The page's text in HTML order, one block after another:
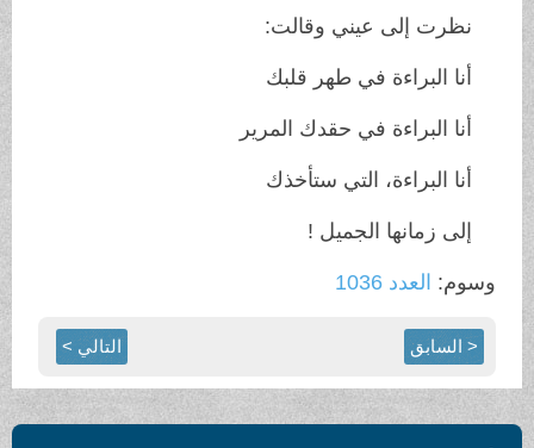
نظرت إلى عيني وقالت:
أنا البراءة في طهر قلبك
أنا البراءة في حقدك المرير
أنا البراءة، التي ستأخذك
إلى زمانها الجميل !
وسوم:العدد 1036
< السابق التالي >